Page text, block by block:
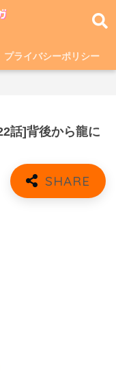
プライバシーポリシー
話]背後から龍に